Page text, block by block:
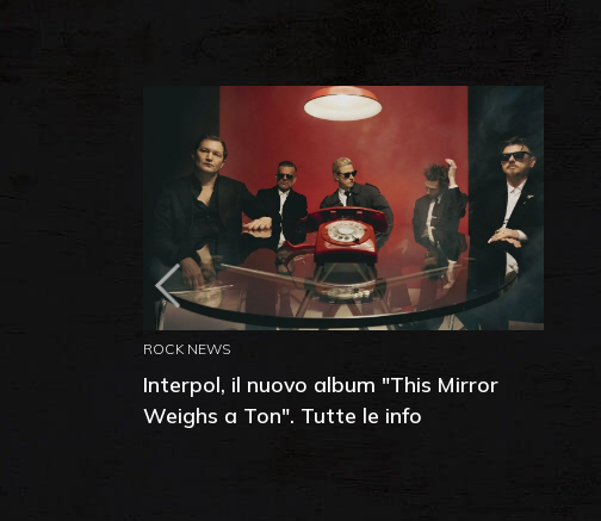
ROCK NEWS
Interpol, il nuovo album "This Mirror
Weighs a Ton". Tutte le info